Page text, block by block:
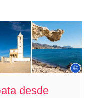
desde